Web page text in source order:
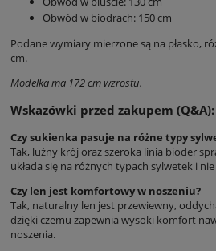
Obwód w biodrach: 150 cm
Podane wymiary mierzone są na płasko,
cm.
Modelka ma 172 cm wzrostu.
Wskazówki przed zakupem (Q&A):
Czy sukienka pasuje na różne typy
Tak, luźny krój oraz szeroka linia bioder
układa się na różnych typach sylwetek i
Czy len jest komfortowy w noszeniu?
Tak, naturalny len jest przewiewny,
dzięki czemu zapewnia wysoki komfort
noszenia.